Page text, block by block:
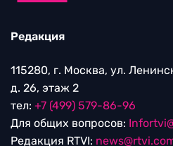
Редакция
115280, г. Москва, ул.
д. 26, этаж 2
тел: +7 (499) 579-86-96
Для общих вопросов:
Редакция RTVI: